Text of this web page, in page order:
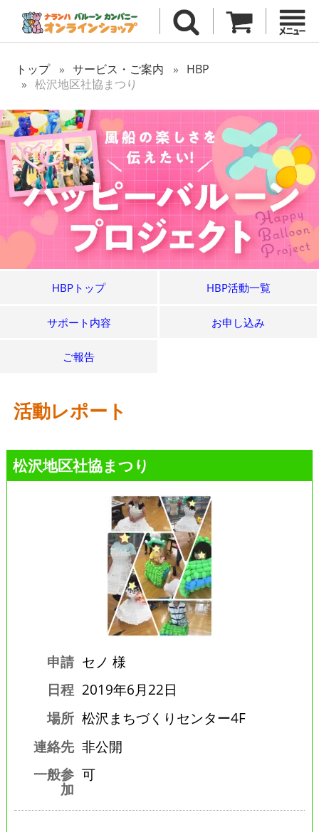
トップ サービス・ご案内
HBP
松沢地区社協まつり
HBPトップ HBP活動一覧
サポート内容 お申し込み
ご報告
活動レポート
松沢地区社協まつり
申請 セノ 様
日程 2019年6月22日
場所 松沢まちづくりセンター4F
連絡先 非公開
一般参
加
可